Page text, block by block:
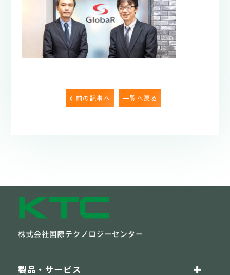
前の記事へ 一覧へ戻る
製品・サービス